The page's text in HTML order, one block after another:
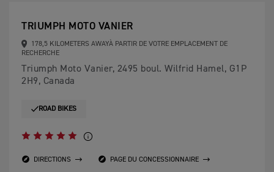
TRIUMPH MOTO VANIER
178,5 KILOMETERS AWAYÀ PARTIR DE VOTRE EMPLACEMENT DE
RECHERCHE
Triumph Moto Vanier, 2495 boul. Wilfrid Hamel, G1P
2H9, Canada
ROAD BIKES
DIRECTIONS PAGE DU CONCESSIONNAIRE